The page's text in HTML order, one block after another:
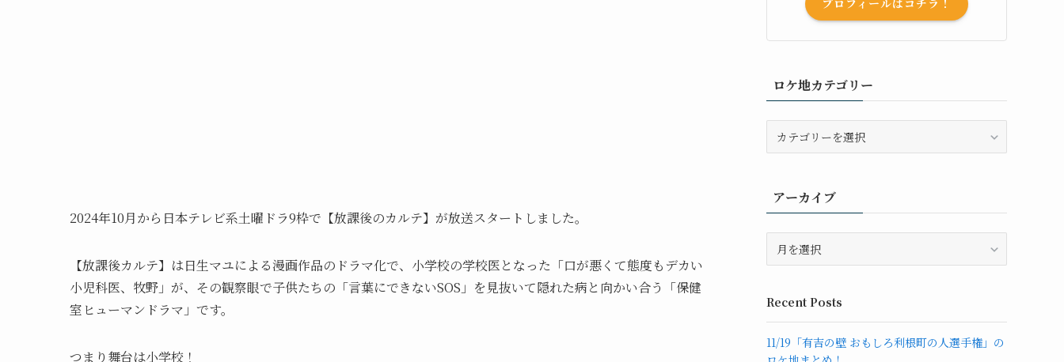
2024年10月から日本テレビ系土曜ドラ9枠で【放課後のカルテ】が放送スタートしました。
【放課後カルテ】は日生マユによる漫画作品のドラマ化で、小学校の学校医となった「口が悪くて態度もデカい
小児科医、牧野」が、その観察眼で子供たちの「言葉にできないSOS」を見抜いて隠れた病と向かい合う「保健
室ヒューマンドラマ」です。
つまり舞台は小学校！
プロフィールはコチラ！
ロケ地カテゴリー
テ
ゴ
リ
アーカイブ
ブ
Recent Posts
11/19「有吉の壁 おもしろ利根町の人選手権」の